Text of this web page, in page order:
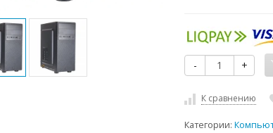
- +
К сравнению
Категории: